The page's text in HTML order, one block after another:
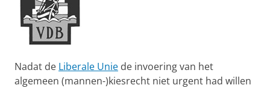
Nadat de Liberale Unie de invoering van het
algemeen (mannen-)kiesrecht niet urgent had willen